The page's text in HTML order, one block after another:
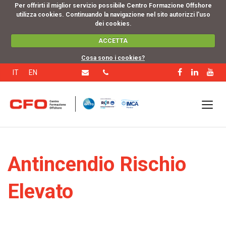
Per offrirti il miglior servizio possibile Centro Formazione Offshore
utilizza cookies. Continuando la navigazione nel sito autorizzi l'uso
dei cookies.
ACCETTA
Cosa sono i cookies?
IT EN
Antincendio Rischio
Elevato